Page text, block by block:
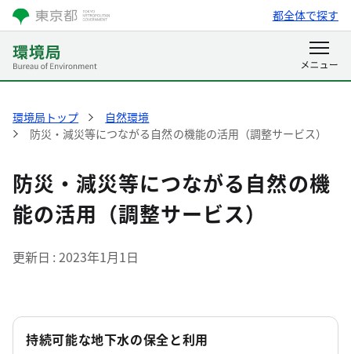
都全体で探す
環境局トップ
自然環境
防災・減災等につながる自然の機能の活用（調整サービス）
防災・減災等につながる自然の機
能の活用（調整サービス）
更新日 2023年1月1日
持続可能な地下水の保全と利用